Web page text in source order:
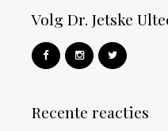
Volg Dr. Jetske
Recente reacties